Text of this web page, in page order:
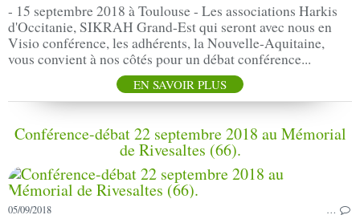
- 15 septembre 2018 à Toulouse - Les associations Harkis
d'Occitanie, SIKRAH Grand-Est qui seront avec nous en
Visio conférence, les adhérents, la Nouvelle-Aquitaine,
vous convient à nos côtés pour un débat conférence...
EN SAVOIR PLUS
Conférence-débat 22 septembre 2018 au Mémorial
de Rivesaltes (66).
05/09/2018 …